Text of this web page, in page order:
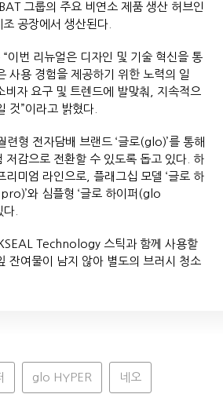
그룹의 주요 비연소 제품 생산 허브인
공장에서 생산된다.
이번 리뉴얼은 디자인 및 기술 혁신을 통
사용 경험을 제공하기 위한 노력의 일
비자 요구 및 트렌드에 발맞춰, 지속적으
것”이라고 밝혔다.
련형 전자담배 브랜드 ‘글로(glo)’를 통해
저감으로 전환할 수 있도록 돕고 있다. 하
리미엄 라인으로, 플래그십 모델 ‘글로 하
와 심플형 ‘글로 하이퍼(glo
다.
Technology 스틱과 함께 사용할
잔여물이 남지 않아 별도의 브러시 청소
glo HYPER 네오